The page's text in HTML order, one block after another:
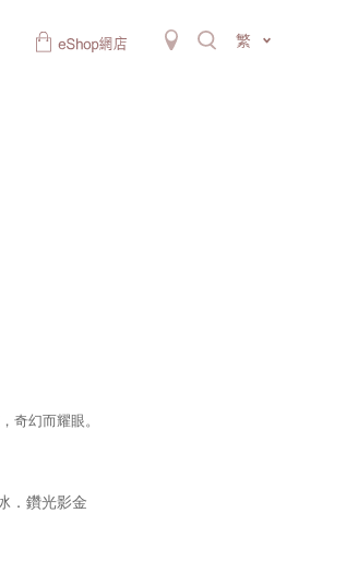
繁
奇幻而耀眼。
．鑽光影金